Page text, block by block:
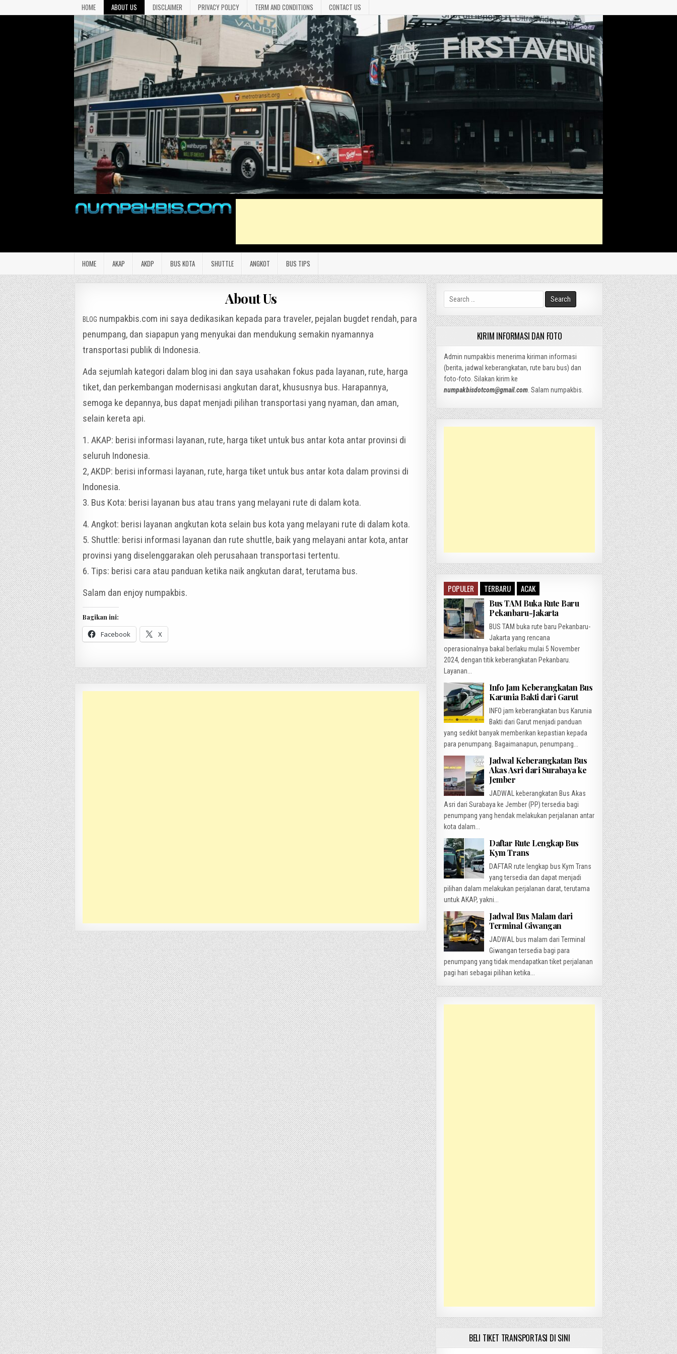
HOME ABOUT US DISCLAIMER PRIVACY POLICY TERM AND CONDITIONS CONTACT US
HOME AKAP AKDP BUS KOTA SHUTTLE ANGKOT BUS TIPS
About Us
BLOG numpakbis.com ini saya dedikasikan kepada para traveler, pejalan bugdet rendah, para
penumpang, dan siapapun yang menyukai dan mendukung semakin nyamannya
transportasi publik di Indonesia.
Ada sejumlah kategori dalam blog ini dan saya usahakan fokus pada layanan, rute, harga
tiket, dan perkembangan modernisasi angkutan darat, khususnya bus. Harapannya,
semoga ke depannya, bus dapat menjadi pilihan transportasi yang nyaman, dan aman,
selain kereta api.
1. AKAP: berisi informasi layanan, rute, harga tiket untuk bus antar kota antar provinsi di
seluruh Indonesia.
2, AKDP: berisi informasi layanan, rute, harga tiket untuk bus antar kota dalam provinsi di
Indonesia.
3. Bus Kota: berisi layanan bus atau trans yang melayani rute di dalam kota.
4. Angkot: berisi layanan angkutan kota selain bus kota yang melayani rute di dalam kota.
5. Shuttle: berisi informasi layanan dan rute shuttle, baik yang melayani antar kota, antar
provinsi yang diselenggarakan oleh perusahaan transportasi tertentu.
6. Tips: berisi cara atau panduan ketika naik angkutan darat, terutama bus.
Salam dan enjoy numpakbis.
Bagikan ini:
Facebook X
Search
for:
KIRIM INFORMASI DAN FOTO
Admin numpakbis menerima kiriman informasi
(berita, jadwal keberangkatan, rute baru bus) dan
foto-foto. Silakan kirim ke
numpakbisdotcom@gmail.com . Salam numpakbis.
POPULER TERBARU ACAK
Bus TAM Buka Rute Baru
Pekanbaru-Jakarta
BUS TAM buka rute baru Pekanbaru-
Jakarta yang rencana
operasionalnya bakal berlaku mulai 5 November
2024, dengan titik keberangkatan Pekanbaru.
Layanan...
Info Jam Keberangkatan Bus
Karunia Bakti dari Garut
INFO jam keberangkatan bus Karunia
Bakti dari Garut menjadi panduan
yang sedikit banyak memberikan kepastian kepada
para penumpang. Bagaimanapun, penumpang...
Jadwal Keberangkatan Bus
Akas Asri dari Surabaya ke
Jember
JADWAL keberangkatan Bus Akas
Asri dari Surabaya ke Jember (PP) tersedia bagi
penumpang yang hendak melakukan perjalanan antar
kota dalam...
Daftar Rute Lengkap Bus
Kym Trans
DAFTAR rute lengkap bus Kym Trans
yang tersedia dan dapat menjadi
pilihan dalam melakukan perjalanan darat, terutama
untuk AKAP, yakni...
Jadwal Bus Malam dari
Terminal Giwangan
JADWAL bus malam dari Terminal
Giwangan tersedia bagi para
penumpang yang tidak mendapatkan tiket perjalanan
pagi hari sebagai pilihan ketika...
BELI TIKET TRANSPORTASI DI SINI